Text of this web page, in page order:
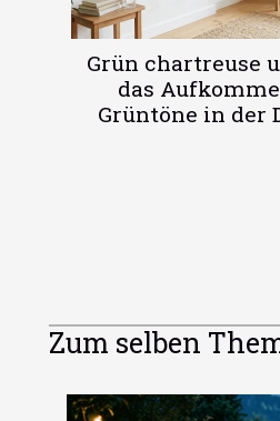
Grün chartreuse
das
Grüntöne in der
Zum selben